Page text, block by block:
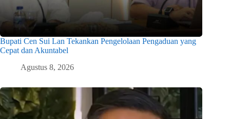
Bupati Cen Sui Lan Tekankan Pengelolaan Pengaduan yang
Cepat dan Akuntabel
Agustus 8, 2026